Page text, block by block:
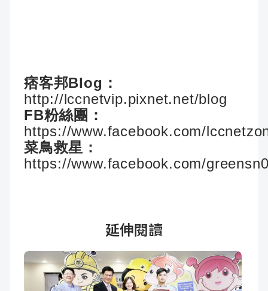
痞客邦Blog：
http://lccnetvip.pixnet.net/blog
FB粉絲團：
https://www.facebook.com/
菜鳥救星：
https://www.facebook.com/
延伸閱讀